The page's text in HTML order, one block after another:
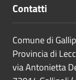
Contatti
Comune di
Provincia di
via Antonietta